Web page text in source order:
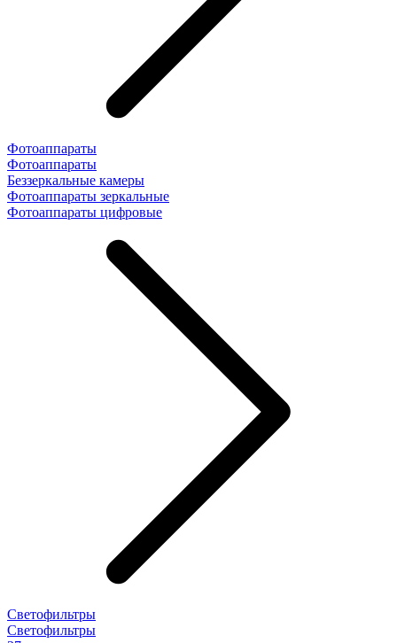
Фотоаппараты
Фотоаппараты
Беззеркальные камеры
Фотоаппараты зеркальные
Фотоаппараты цифровые
Светофильтры
Светофильтры